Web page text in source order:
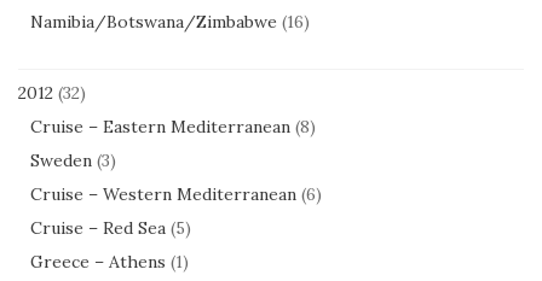
Namibia/Botswana/Zimbabwe (16)
2012 (32)
Cruise – Eastern Mediterranean (8)
Sweden (3)
Cruise – Western Mediterranean (6)
Cruise – Red Sea (5)
Greece – Athens (1)